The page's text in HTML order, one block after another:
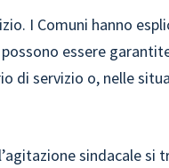
I Comuni hanno
essere
di servizio o, nelle
sindacale si